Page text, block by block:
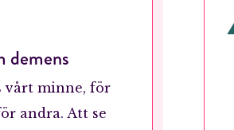
demens
vårt minne, för
andra. Att se